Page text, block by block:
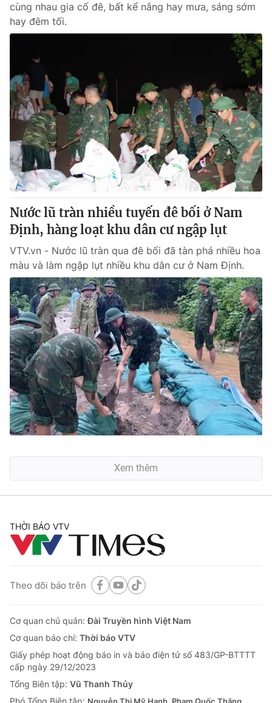
cùng nhau gia cố đê, bất kể nắng hay mưa, sáng sớm
hay đêm tối.
Nước lũ tràn nhiều tuyến đê bối ở Nam
Định, hàng loạt khu dân cư ngập lụt
VTV.vn - Nước lũ tràn qua đê bối đã tàn phá nhiều hoa
màu và làm ngập lụt nhiều khu dân cư ở Nam Định.
Xem thêm
THỜI BÁO VTV
Theo dõi báo trên
Cơ quan chủ quản:Đài Truyền hình Việt Nam
Cơ quan báo chí: Thời báo VTV
Giấy phép hoạt động báo in và báo điện tử số 483/GP-BTTTT
cấp ngày 29/12/2023
Tổng Biên tập: Vũ Thanh Thủy
Phó Tổng Biên tập: